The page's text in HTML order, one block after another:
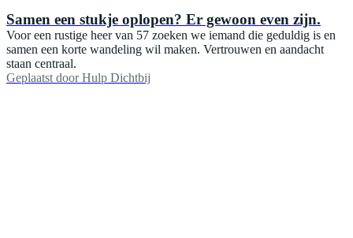
Samen een stukje oplopen? Er gewoon even zijn.
Voor een rustige heer van 57 zoeken we iemand die geduldig is en
samen een korte wandeling wil maken. Vertrouwen en aandacht
staan centraal.
Geplaatst door Hulp Dichtbij